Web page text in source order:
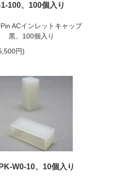
100、100個入り
ACインレットキャップ
黒、100個入り
円)
W0-10、10個入り